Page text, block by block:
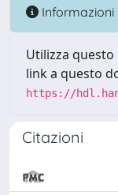
Informazioni
Utilizza
link a questo
https://
Citazioni